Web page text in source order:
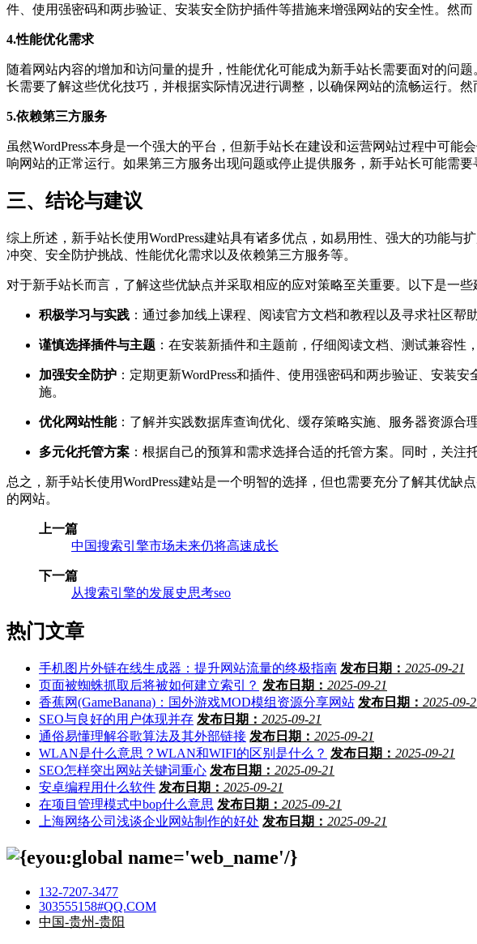
件、使用强密码和两步验证、安装安全防护插件等措施来增强网站的安全性。然
4.性能优化需求
随着网站内容的增加和访问量的提升，性能优化可能成为新手站长需要面对的问
长需要了解这些优化技巧，并根据实际情况进行调整，以确保网站的流畅运行。
5.依赖第三方服务
虽然WordPress本身是一个强大的平台，但新手站长在建设和运营网站过程中可
响网站的正常运行。如果第三方服务出现问题或停止提供服务，新手站长可能需
三、结论与建议
综上所述，新手站长使用WordPress建站具有诸多优点，如易用性、强大的功能
冲突、安全防护挑战、性能优化需求以及依赖第三方服务等。
对于新手站长而言，了解这些优缺点并采取相应的应对策略至关重要。以下是一些
积极学习与实践 ：通过参加线上课程、阅读官方文档和教程以及寻求社区帮
谨慎选择插件与主题 ：在安装新插件和主题前，仔细阅读文档、测试兼容
加强安全防护 ：定期更新WordPress和插件、使用强密码和两步验证、安装
施。
优化网站性能：了解并实践数据库查询优化、缓存策略实施、服务器资源合
多元化托管方案 ：根据自己的预算和需求选择合适的托管方案。同时，关
总之，新手站长使用WordPress建站是一个明智的选择，但也需要充分了解其优
的网站。
上一篇
中国搜索引擎市场未来仍将高速成长
下一篇
从搜索引擎的发展史思考seo
热门文章
手机图片外链在线生成器：提升网站流量的终极指南 发布日期： 2025-09-21
页面被蜘蛛抓取后将被如何建立索引？ 发布日期： 2025-09-21
香蕉网(GameBanana)：国外游戏MOD模组资源分享网站 发布日期： 2025-09-
SEO与良好的用户体现并存 发布日期： 2025-09-21
通俗易懂理解谷歌算法及其外部链接 发布日期： 2025-09-21
WLAN是什么意思？WLAN和WIFI的区别是什么？ 发布日期： 2025-09-21
SEO怎样突出网站关键词重心 发布日期： 2025-09-21
安卓编程用什么软件 发布日期： 2025-09-21
在项目管理模式中bop什么意思 发布日期： 2025-09-21
上海网络公司浅谈企业网站制作的好处 发布日期： 2025-09-21
132-7207-3477
303555158#QQ.COM
中国-贵州-贵阳